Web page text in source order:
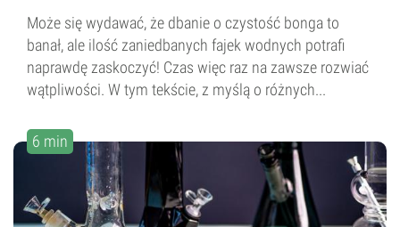
Może się wydawać, że dbanie o czystość bonga to
banał, ale ilość zaniedbanych fajek wodnych potrafi
naprawdę zaskoczyć! Czas więc raz na zawsze rozwiać
wątpliwości. W tym tekście, z myślą o różnych...
6 min